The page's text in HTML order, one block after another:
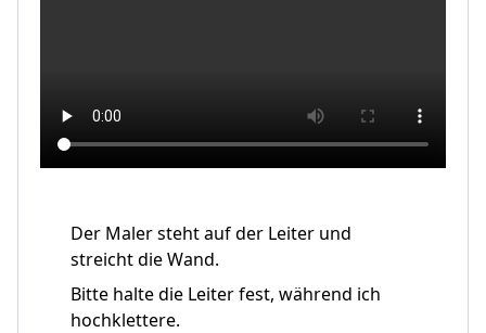
Der Maler steht auf der Leiter und
streicht die Wand.
Bitte halte die Leiter fest, während ich
hochklettere.